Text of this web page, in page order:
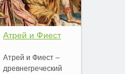
Атрей и Фиест
Атрей и Фиест –
древнегреческий